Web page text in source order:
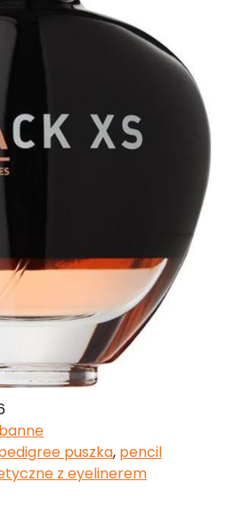
Xs Woman
Toaletowa 80Ml
puszka, pencil
z eyelinerem